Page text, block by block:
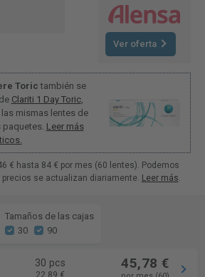
Ver oferta
Torictambién se
Clariti 1 Day Toric,
mismas lentes de
paquetes. Leer más
€ hasta 84 € por mes (60 lentes). Podemos
se actualizan diariamente. Leer más.
Tamaños de las cajas
30
90
30 pcs 45,78 €